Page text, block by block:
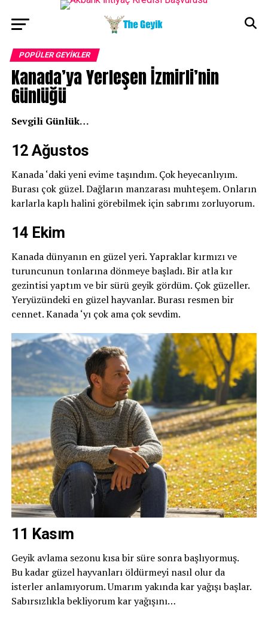
POPÜLER GEYİKLER
Kanada’ya Yerleşen İzmirli’nin
Günlüğü
Sevgili Günlük…
12 Ağustos
Kanada ‘daki yeni evime taşındım. Çok heyecanlıyım.
Burası çok güzel. Dağların manzarası muhteşem. Onların
karlarla kaplı halini görebilmek için sabrımı zorluyorum.
14 Ekim
Kanada dünyanın en güzel yeri. Yapraklar kırmızı ve
turuncunun tonlarına dönmeye başladı. Bir atla kır
gezintisi yaptım ve bir sürü geyik gördüm. Çok güzeller.
Yeryüzündeki en güzel hayvanlar. Burası resmen bir
cennet. Kanada ‘yı çok ama çok sevdim.
11 Kasım
Geyik avlama sezonu kısa bir süre sonra başlıyormuş.
Bu kadar güzel hayvanları öldürmeyi nasıl olur da
isterler anlamıyorum. Umarım yakında kar yağışı başlar.
Sabırsızlıkla bekliyorum kar yağışını…